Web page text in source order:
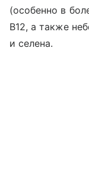
(особенно в
B12, а также
и селена.